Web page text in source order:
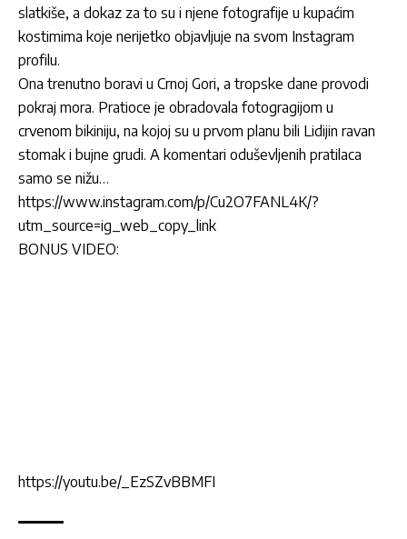
slatkiše, a dokaz za to su i njene fotografije u kupaćim
kostimima koje nerijetko objavljuje na svom Instagram
profilu.
Ona trenutno boravi u Crnoj Gori, a tropske dane provodi
pokraj mora. Pratioce je obradovala fotogragijom u
crvenom bikiniju, na kojoj su u prvom planu bili Lidijin ravan
stomak i bujne grudi. A komentari oduševljenih pratilaca
samo se nižu…
https://www.instagram.com/p/Cu2O7FANL4K/?
utm_source=ig_web_copy_link
BONUS VIDEO:
https://youtu.be/_EzSZvBBMFI